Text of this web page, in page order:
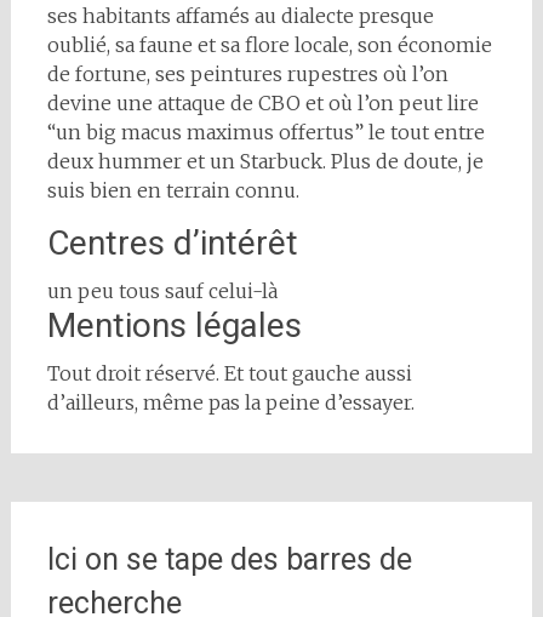
ses habitants affamés au dialecte presque
oublié, sa faune et sa flore locale, son économie
de fortune, ses peintures rupestres où l’on
devine une attaque de CBO et où l’on peut lire
“un big macus maximus offertus” le tout entre
deux hummer et un Starbuck. Plus de doute, je
suis bien en terrain connu.
Centres d’intérêt
un peu tous sauf celui-là
Mentions légales
Tout droit réservé. Et tout gauche aussi
d’ailleurs, même pas la peine d’essayer.
Ici on se tape des barres de
recherche